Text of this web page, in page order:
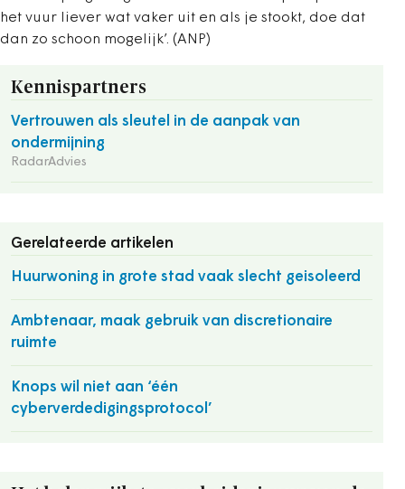
het vuur liever wat vaker uit en als je stookt, doe dat
dan zo schoon mogelijk’. (ANP)
Kennispartners
Vertrouwen als sleutel in de aanpak van
ondermijning
RadarAdvies
Gerelateerde artikelen
Huurwoning in grote stad vaak slecht geisoleerd
Ambtenaar, maak gebruik van discretionaire
ruimte
Knops wil niet aan ‘één
cyberverdedigingsprotocol’